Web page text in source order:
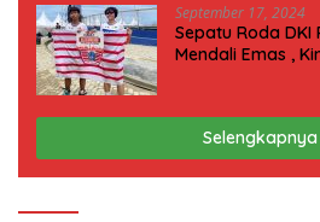
September 17, 2024
Sepatu Roda DKI
Mendali Emas ,
Selengkapnya